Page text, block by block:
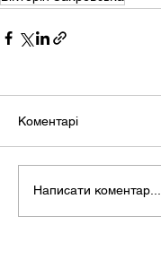
Коментарі
Написати коментар...